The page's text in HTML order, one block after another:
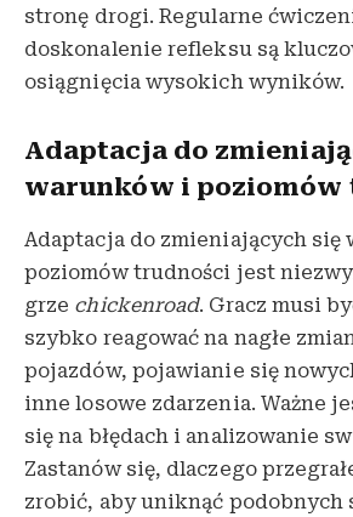
stronę drogi. Regularne
doskonalenie refleksu są
osiągnięcia wysokich wyników.
Adaptacja do
warunków i poziomów
Adaptacja do zmieniających się
poziomów trudności jest
grze chickenroad. Gracz musi
szybko reagować na nagłe
pojazdów, pojawianie się
inne losowe zdarzenia. Ważne
się na błędach i analizowanie
Zastanów się, dlaczego
zrobić, aby uniknąć podobnych